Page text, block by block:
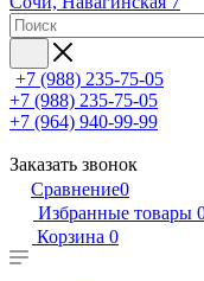
+7 (988) 235-75-05
+7 (988) 235-75-05
+7 (964) 940-99-99
Заказать звонок
Сравнение0
Избранные товары
Корзина 0